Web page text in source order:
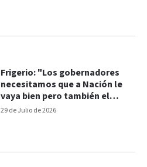
29 de Julio de 2026
Frigerio: "Los gobernadores
necesitamos que a Nación le
vaya bien pero también el
gobierno nacional necesita que